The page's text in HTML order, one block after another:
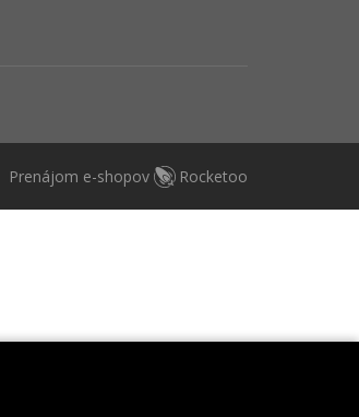
Prenájom e-shopov Rocketoo